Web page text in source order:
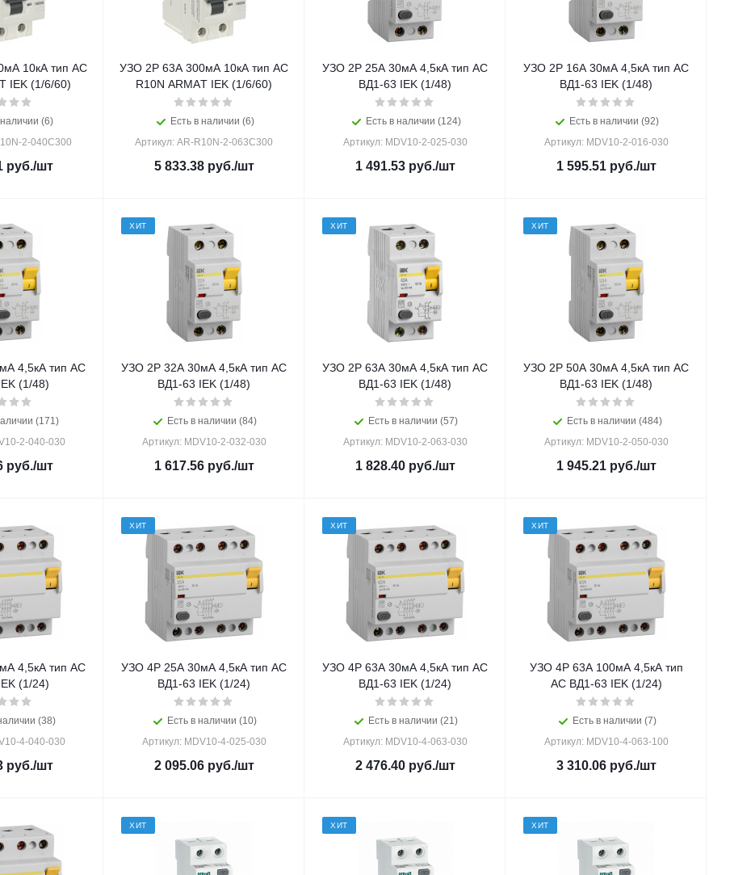
10кА тип АС
IEK (1/6/60)
наличии (6)
2-040C300
руб./шт
УЗО 2Р 63А 300мА 10кА тип АС
R10N ARMAТ IEK (1/6/60)
Есть в наличии (6)
Артикул: AR-R10N-2-063C300
5 833.38руб./шт
УЗО 2Р 25А 30мА 4,5кА тип AC
ВД1-63 IEK (1/48)
Есть в наличии (124)
Артикул: MDV10-2-025-030
1 491.53руб./шт
УЗО 2Р 16А 30мА 4,5кА тип AC
ВД1-63 IEK (1/48)
Есть в наличии (92)
Артикул: MDV10-2-016-030
1 595.51руб./шт
4,5кА тип AC
(1/48)
(171)
2-040-030
руб./шт
ХИТ
УЗО 2Р 32А 30мА 4,5кА тип AC
ВД1-63 IEK (1/48)
Есть в наличии (84)
Артикул: MDV10-2-032-030
1 617.56руб./шт
ХИТ
УЗО 2Р 63А 30мА 4,5кА тип AC
ВД1-63 IEK (1/48)
Есть в наличии (57)
Артикул: MDV10-2-063-030
1 828.40руб./шт
ХИТ
УЗО 2Р 50А 30мА 4,5кА тип AC
ВД1-63 IEK (1/48)
Есть в наличии (484)
Артикул: MDV10-2-050-030
1 945.21руб./шт
4,5кА тип AC
(1/24)
(38)
4-040-030
руб./шт
ХИТ
УЗО 4Р 25А 30мА 4,5кА тип AC
ВД1-63 IEK (1/24)
Есть в наличии (10)
Артикул: MDV10-4-025-030
2 095.06руб./шт
ХИТ
УЗО 4Р 63А 30мА 4,5кА тип AC
ВД1-63 IEK (1/24)
Есть в наличии (21)
Артикул: MDV10-4-063-030
2 476.40руб./шт
ХИТ
УЗО 4Р 63А 100мА 4,5кА тип
AC ВД1-63 IEK (1/24)
Есть в наличии (7)
Артикул: MDV10-4-063-100
3 310.06руб./шт
ХИТ ХИТ ХИТ